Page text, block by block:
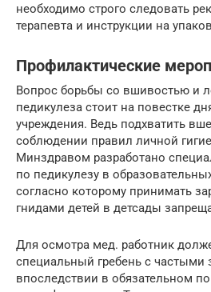
необходимо строго следовать
терапевта и инструкции на
Профилактические
Вопрос борьбы со вшивостью и
педикулеза стоит на повестке
учреждения. Ведь подхватить
соблюдении правил личной
Минздравом разработано
по педикулезу в
согласно которому принимать
гнидами детей в детсады
Для осмотра мед. работник
специальный гребень с частыми
впоследствии в обязательном